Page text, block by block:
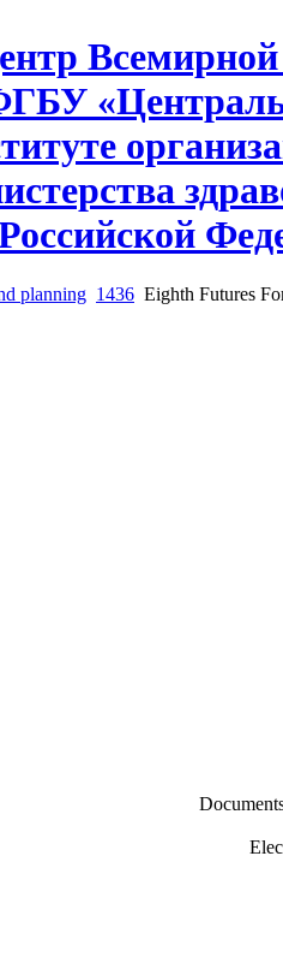
planning 1436 Eighth Futures